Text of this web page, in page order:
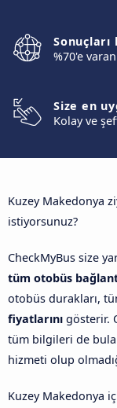
Sonuçları
%70'e
Size en
Kolay ve
Kuzey Makedonya
istiyorsunuz?
CheckMyBus size
tüm otobüs
otobüs durakları,
fiyatlarını gösterir.
tüm bilgileri de
hizmeti olup
Kuzey Makedonya